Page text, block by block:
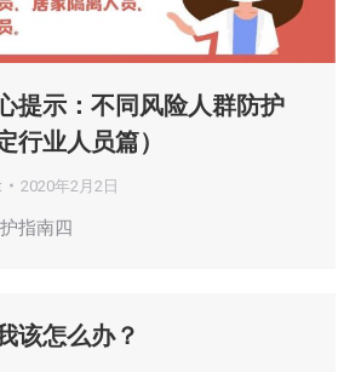
提示：不同风险人群防护
行业人员篇）
2020年2月2日
指南四
该怎么办？